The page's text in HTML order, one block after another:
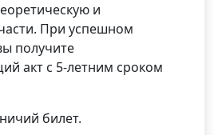
и
При успешном
получите
акт с 5-летним сроком
билет.